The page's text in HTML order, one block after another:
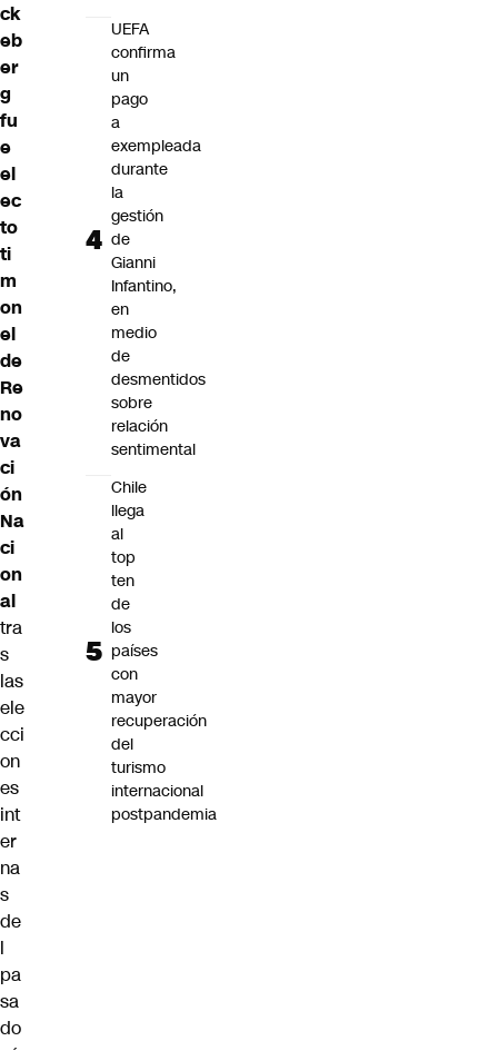
ck
eb
er
g
fu
e
el
ec
to
ti
m
on
el
de
Re
no
va
ci
ón
Na
ci
on
al
tra
s
las
ele
cci
on
es
int
er
na
s
de
l
pa
sa
do
UEFA
confirma
un
pago
a
exempleada
durante
la
gestión
de
Gianni
Infantino,
en
medio
de
desmentidos
sobre
relación
sentimental
Chile
llega
al
top
ten
de
los
países
con
mayor
recuperación
del
turismo
internacional
postpandemia